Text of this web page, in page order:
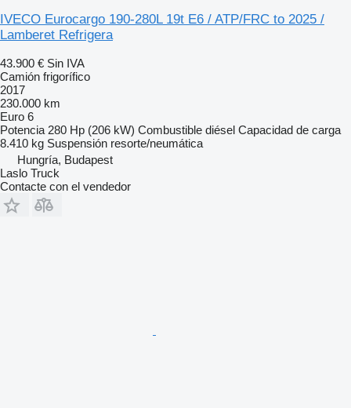
IVECO Eurocargo 190-280L 19t E6 / ATP/FRC to 2025 /
Lamberet Refrigera
43.900 € Sin IVA
Camión frigorífico
2017
230.000 km
Euro 6
Potencia 280 Hp (206 kW) Combustible diésel Capacidad de carga
8.410 kg Suspensión resorte/neumática
Hungría, Budapest
Laslo Truck
Contacte con el vendedor